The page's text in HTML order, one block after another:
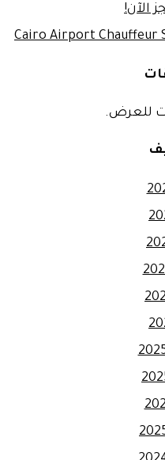
الآن!
Cairo Airport Chauffeur
للعرض.